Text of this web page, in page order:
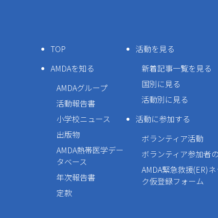
TOP
AMDAを知る
AMDAグループ
活動報告書
小学校ニュース
出版物
AMDA熱帯医学デー
タベース
年次報告書
定款
活動を見る
新着記事一覧を見る
国別に見る
活動別に見る
活動に参加する
ボランティア活動
ボランティア参加者
AMDA緊急救援(ER)
ク仮登録フォーム